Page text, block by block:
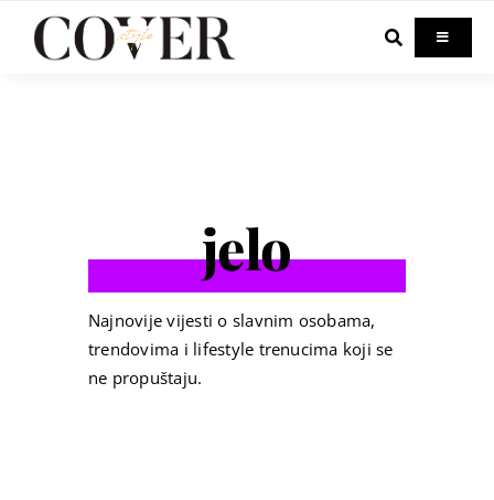
Toggle
jelo
Najnovije vijesti o slavnim osobama,
trendovima i lifestyle trenucima koji se
ne propuštaju.